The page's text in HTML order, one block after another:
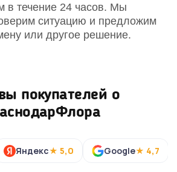
в течение 24 часов. Мы
ситуацию и предложим
или другое решение.
покупателей о
Яндекс★ 5,0 Google★ 4,7